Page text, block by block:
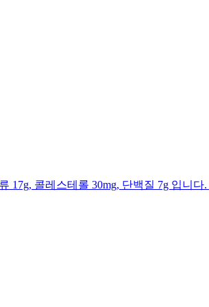
17g, 콜레스테롤 30mg, 단백질 7g 입니다